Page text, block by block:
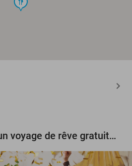
Tentez de gagner un voyage de rêve gratuit d'une valeur de 3.000 € !